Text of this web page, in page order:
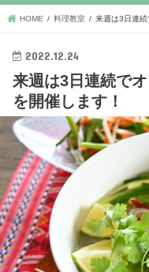
HOME 料理教室 来週は3日連続
2022.12.24
来週は3日連続で
を開催します！